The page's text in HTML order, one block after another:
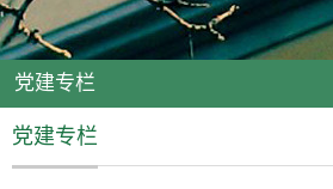
党建专栏
党建专栏